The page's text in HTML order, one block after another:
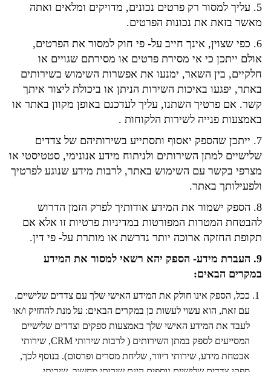
5. עליך למסור רק פרטים נכונים, מדויקים ומלאים ואתה
מאשר בזאת את נכונות הפרטים.
6. כפי שצוין, אינך חייב על- פי חוק למסור את הפרטים,
אולם ייתכן כי אי מסירת פרטים או מסירתם שגויים או
חלקיים, בין השאר, ימנעו את אפשרות השימוש בשירותים
באתר, יפגעו באיכות השירות הניתן או ביכולת ליצור איתך
קשר. אם פרטיך השתנו, עליך לעדכנם באופן מקוון באתר או
באמצעות פנייה לשירות הלקוחות .
7. ייתכן שהספק יאסוף ותסתייע בשירותיהם של צדדים
שלישיים למתן השירותים ולניתוח מידע אנונימי, סטטיסטי או
מצרפי בקשר עם השימוש באתר, לרבות מידע שנוגע לפרטיך
ולפעילותך באתר.
8. הספק ישמור את המידע אודותיך לפרק הזמן הדרוש
להבטחת המטרות המפורטות במדיניות פרטיות זו אלא אם
תקופת החזקה ארוכה יותר נדרשת או מותרת על- פי דין.
9. העברת מידע- הספק יהא רשאי למסור את המידע
במקרים הבאים:
ככל, הספק אינו חולק את המידע האישי שלך עם צדדים שלישיים.
עם זאת, הוא עשוי לעשות כן במקרים הבאים: על מנת להחזיק ו/או
לעבד את המידע האישי שלך באמצעות ספקים וצדדים שלישיים
המסייעים לספק במתן השירותים ( לרבות שירותי CRM, שירותי
אבטחת מידע, שירותי דיוור, שליחת מסרים ופרסום). בנוסף לכך,